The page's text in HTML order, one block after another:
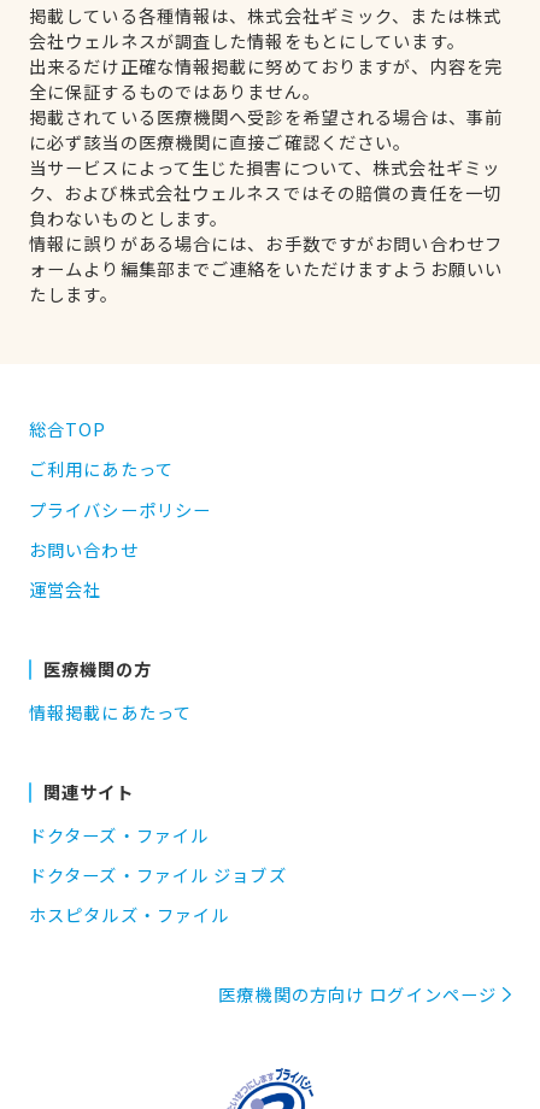
掲載している各種情報は、株式会社ギミック、または株式
会社ウェルネスが調査した情報をもとにしています。
出来るだけ正確な情報掲載に努めておりますが、内容を完
全に保証するものではありません。
掲載されている医療機関へ受診を希望される場合は、事前
に必ず該当の医療機関に直接ご確認ください。
当サービスによって生じた損害について、株式会社ギミッ
ク、および株式会社ウェルネスではその賠償の責任を一切
負わないものとします。
情報に誤りがある場合には、お手数ですがお問い合わせフ
ォームより編集部までご連絡をいただけますようお願いい
たします。
総合TOP
ご利用にあたって
プライバシーポリシー
お問い合わせ
運営会社
医療機関の方
情報掲載にあたって
関連サイト
ドクターズ・ファイル
ドクターズ・ファイル ジョブズ
ホスピタルズ・ファイル
医療機関の方向け ログインページ